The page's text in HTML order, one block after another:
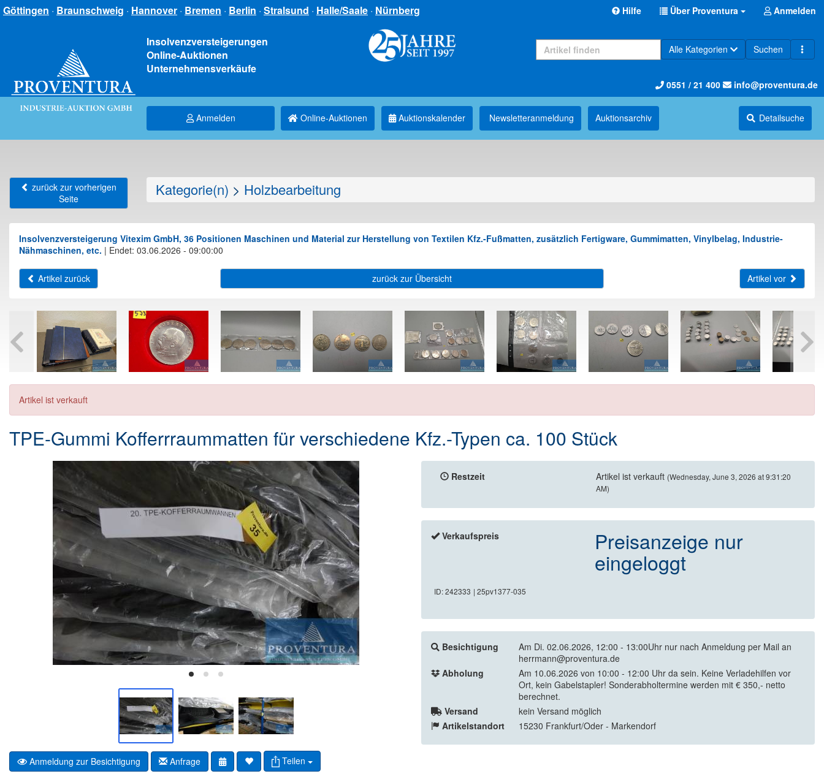
Göttingen · Braunschweig · Hannover · Bremen · Berlin · Stralsund · Halle/Saale · Nürnberg Hilfe Über Proventura Anmelden
Insolvenzversteigerungen
Online-Auktionen
Unternehmensverkäufe
Alle Kategorien Suchen
0551 / 21 400 info@proventura.de
Anmelden Online-Auktionen Auktionskalender Newsletter­anmeldung Auktions­archiv Detailsuche
zurück zur vorherigen
Seite
Kategorie(n) > Holzbearbeitung
Insolvenzversteigerung Vitexim GmbH, 36 Positionen Maschinen und Material zur Herstellung von Textilen Kfz.-Fußmatten, zusätzlich Fertigware, Gummimatten, Vinylbelag, Industrie-
Nähmaschinen, etc. | Endet: 03.06.2026 - 09:00:00
Artikel zurück zurück zur Übersicht Artikel vor
Artikel ist verkauft
TPE-Gummi Kofferrraummatten für verschiedene Kfz.-Typen ca. 100 Stück
Anmeldung zur Besichtigung Anfrage Teilen
Restzeit Artikel ist verkauft (Wednesday, June 3, 2026 at 9:31:20
AM)
Verkaufspreis Preisanzeige nur
eingeloggt
ID: 242333 | 25pv1377-035
Besichtigung
Am Di. 02.06.2026, 12:00 - 13:00Uhr nur nach Anmeldung per Mail an
herrmann@proventura.de
Abholung
Am 10.06.2026 von 10:00 - 12:00 Uhr da sein. Keine Verladehilfen vor
Ort, kein Gabelstapler! Sonderabholtermine werden mit € 350,- netto
berechnet.
Versand
kein Versand möglich
Artikelstandort
15230 Frankfurt/Oder - Markendorf